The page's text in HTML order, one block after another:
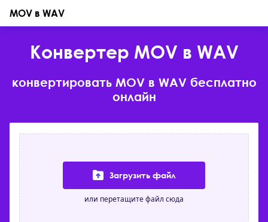
MOV в WAV
Конвертер MOV в WAV
конвертировать MOV в WAV бесплатно
онлайн
Загрузить файл
или перетащите файл сюда